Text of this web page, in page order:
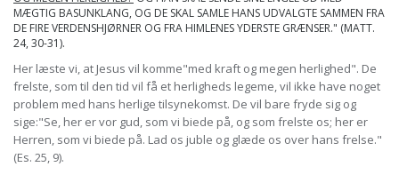
MÆGTIG BASUNKLANG, OG DE SKAL SAMLE HANS UDVALGTE SAMMEN FRA
DE FIRE VERDENSHJØRNER OG FRA HIMLENES YDERSTE GRÆNSER." (MATT.
24, 30-31).
Her læste vi, at Jesus vil komme"med kraft og megen herlighed". De
frelste, som til den tid vil få et herligheds legeme, vil ikke have noget
problem med hans herlige tilsynekomst. De vil bare fryde sig og
sige:"Se, her er vor gud, som vi biede på, og som frelste os; her er
Herren, som vi biede på. Lad os juble og glæde os over hans frelse."
(Es. 25, 9).